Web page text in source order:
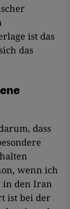
ist das
das
dass
wenn ich
in den Iran
ist bei der